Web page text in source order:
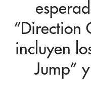
“Direction
incluyen
Jump”